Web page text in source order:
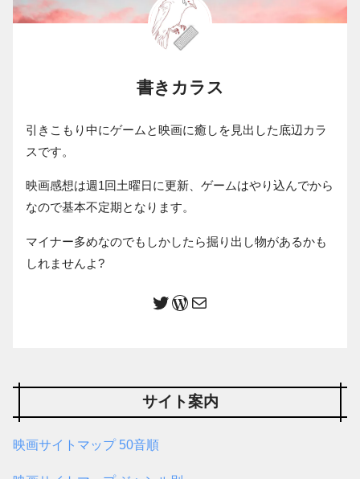
書きカラス
引きこもり中にゲームと映画に癒しを見出した底辺カラ
スです。
映画感想は週1回土曜日に更新、ゲームはやり込んでから
なので基本不定期となります。
マイナー多めなのでもしかしたら掘り出し物があるかも
しれませんよ?
サイト案内
映画サイトマップ 50音順